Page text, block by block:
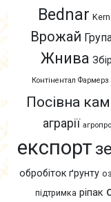
Bednar
Врожай
Жнива
Контінентал Фармерз
Посівна
аграрії
експорт
обробіток ґрунту
підтримка ріпак